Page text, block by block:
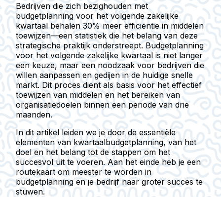
Bedrijven die zich bezighouden met
budgetplanning voor het volgende zakelijke
kwartaal behalen 30% meer efficiëntie in middelen
toewijzen—een statistiek die het belang van deze
strategische praktijk onderstreept. Budgetplanning
voor het volgende zakelijke kwartaal is niet langer
een keuze, maar een noodzaak voor bedrijven die
willen aanpassen en gedijen in de huidige snelle
markt. Dit proces dient als basis voor het effectief
toewijzen van middelen en het bereiken van
organisatiedoelen binnen een periode van drie
maanden.
In dit artikel leiden we je door de essentiële
elementen van kwartaalbudgetplanning, van het
doel en het belang tot de stappen om het
succesvol uit te voeren. Aan het einde heb je een
routekaart om meester te worden in
budgetplanning en je bedrijf naar groter succes te
stuwen.